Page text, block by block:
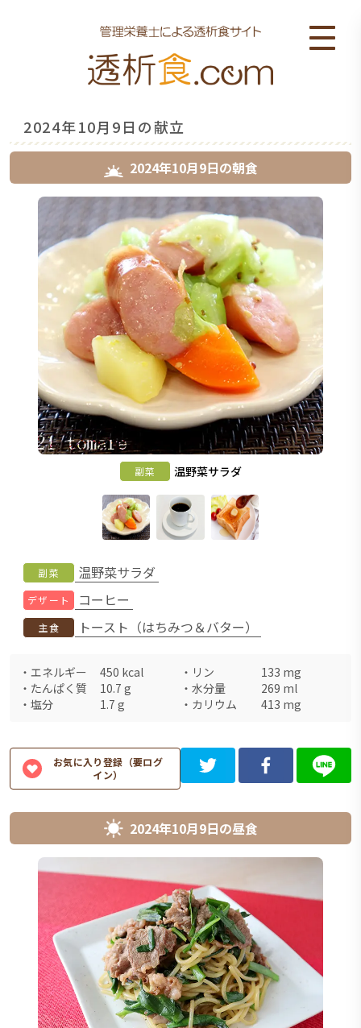
2024年10月9日の献立
2024年10月9日の朝食
副菜 温野菜サラダ
副菜 温野菜サラダ
デザート コーヒー
主食 トースト（はちみつ＆バター）
・ エネルギー 450 kcal ・ リン 133 mg
・ たんぱく質 10.7 g ・ 水分量 269 ml
・ 塩分 1.7 g ・ カリウム 413 mg
お気に入り登録（要ログ
イン）
2024年10月9日の昼食